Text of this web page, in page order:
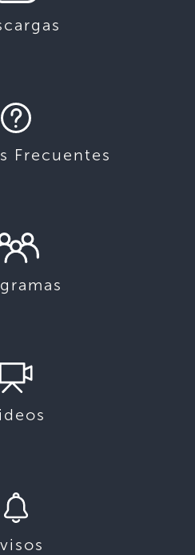
Frecuentes